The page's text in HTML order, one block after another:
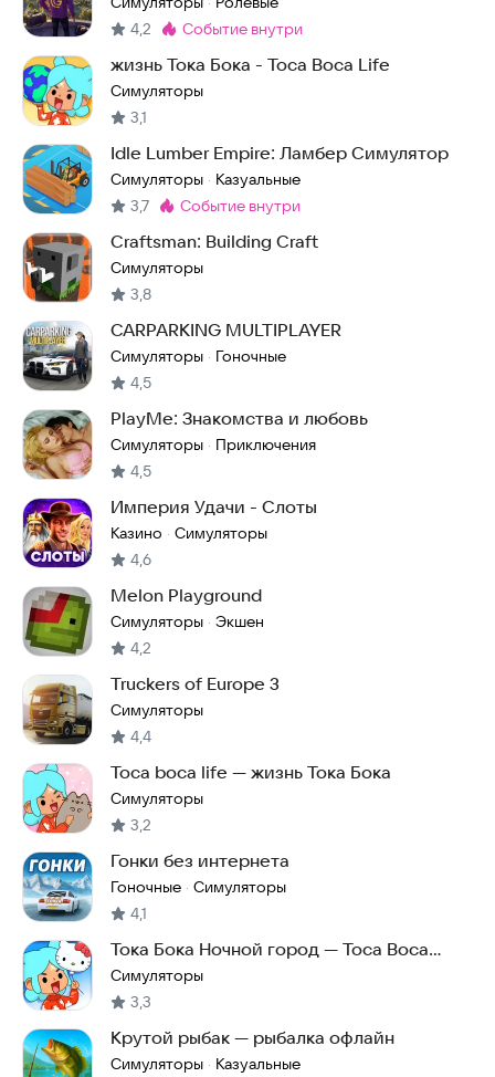
4,2
Метка:
событие внутри
жизнь Тока Бока - Toca Boca Life
Симуляторы
3,1
Idle Lumber Empire: Ламбер Симулятор
Симуляторы · Казуальные
3,7 Метка:
событие внутри
Craftsman: Building Craft
Симуляторы
3,8
CARPARKING MULTIPLAYER
Симуляторы · Гоночные
4,5
PlayMe: Знакомства и любовь
Симуляторы · Приключения
4,5
Империя Удачи - Слоты
Казино · Симуляторы
4,6
Melon Playground
Симуляторы · Экшен
4,2
Truckers of Europe 3
Симуляторы
4,4
Toca boca life — жизнь Тока Бока
Симуляторы
3,2
Гонки без интернета
Гоночные · Симуляторы
4,1
Тока Бока Ночной город — Toca Boca
Night City
Симуляторы
3,3
Крутой рыбак — рыбалка офлайн
Симуляторы · Казуальные